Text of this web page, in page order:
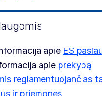
apie ES
apie prekybą
reglamentuojančias
ir priemones